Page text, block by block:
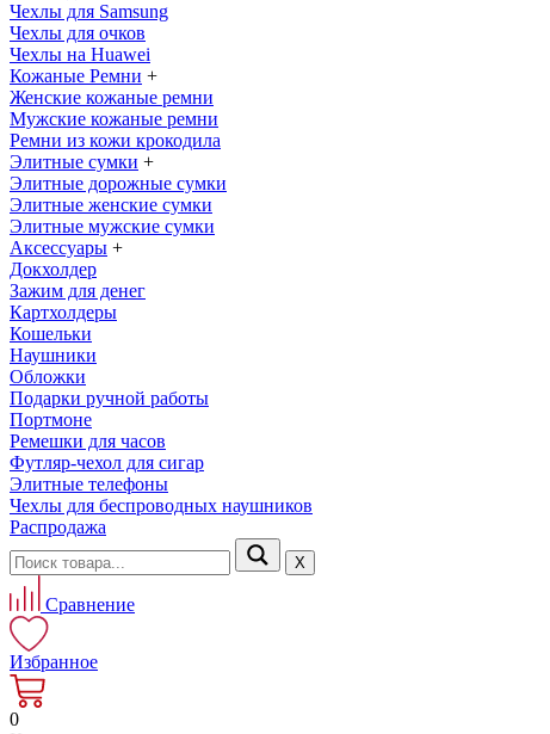
Чехлы для Samsung
Чехлы для очков
Чехлы на Huawei
Кожаные Ремни +
Женские кожаные ремни
Мужские кожаные ремни
Ремни из кожи крокодила
Элитные сумки +
Элитные дорожные сумки
Элитные женские сумки
Элитные мужские сумки
Аксессуары +
Докхолдер
Зажим для денег
Картхолдеры
Кошельки
Наушники
Обложки
Подарки ручной работы
Портмоне
Ремешки для часов
Футляр-чехол для сигар
Элитные телефоны
Чехлы для беспроводных наушников
Распродажа
Х
Сравнение
Избранное
0